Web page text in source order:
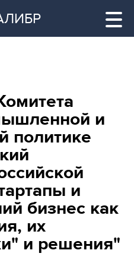
все
к
и
политике
и
бизнес как
их
и решения"